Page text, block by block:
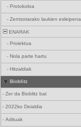
- Protokoloa
- Zentsotarako laukien esleipena
ENARAK
- Proiektua
- Nola parte hartu
- Hitzaldiak
Bioblitz
- Zer da Bioblitz bat
- 2022ko Deialdia
- Adituak